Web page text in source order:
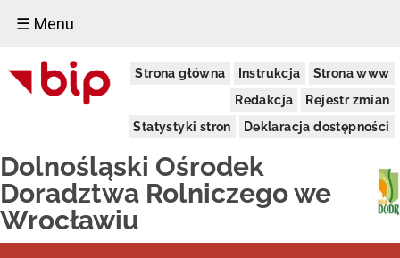
☰ Menu
Strona główna Instrukcja
Strona www
Redakcja
Rejestr zmian
Statystyki stron
Deklaracja dostępności
Dolnośląski Ośrodek
Doradztwa Rolniczego we
Wrocławiu
Informacje
Ogólne
Dane
Komórki
Organizacyjne
Powiatowe
Zespoły
Doradztwa
Rolniczego